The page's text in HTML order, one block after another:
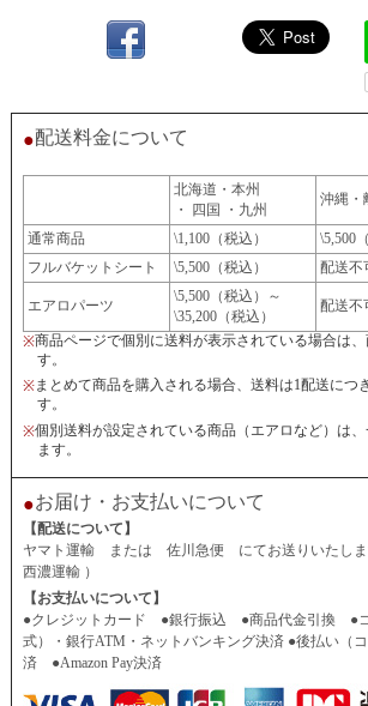
●配送料金について
北海道・本州
・ 四国 ・九州
沖縄・
通常商品 \1,100（税込）
\5,500
フルバケットシート
\5,500（税込） 配送不
エアロパーツ
\5,500（税込）～
\35,200（税込）
配送不
※商品ページで個別に送料が表示されている場合は
す。
※まとめて商品を購入される場合、送料は1配送につ
す。
※個別送料が設定されている商品（エアロなど）は
ます。
●お届け・お支払いについて
【配送について】
ヤマト運輸 または 佐川急便 にてお送りいたし
西濃運輸 ）
【お支払いについて】
●クレジットカード ●銀行振込 ●商品代金引換 ●
式）・銀行ATM・ネットバンキング決済 ●後払い（
済 ●Amazon Pay決済